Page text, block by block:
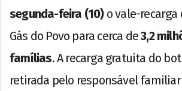
segunda-feira (10)o vale-recarga
Gás do Povo para cerca de3,2
famílias. A recarga gratuita do
retirada pelo responsável